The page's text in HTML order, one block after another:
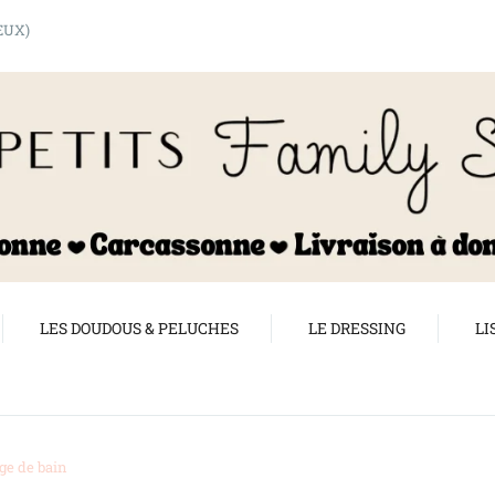
LES DOUDOUS & PELUCHES LE DRESSING
de bain